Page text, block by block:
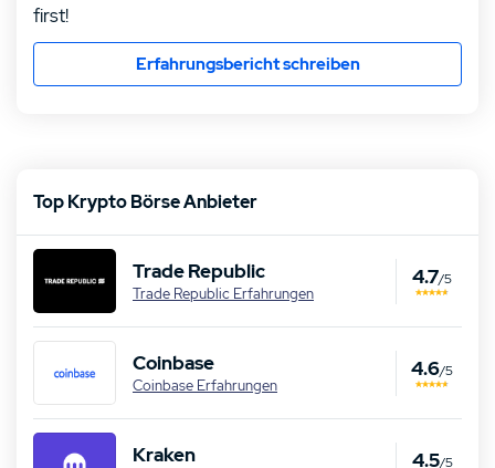
first!
Erfahrungsbericht schreiben
Top Krypto Börse Anbieter
Trade Republic
Trade Republic Erfahrungen
4.7/5
Coinbase
Coinbase Erfahrungen
4.6/5
Kraken 4.5/5